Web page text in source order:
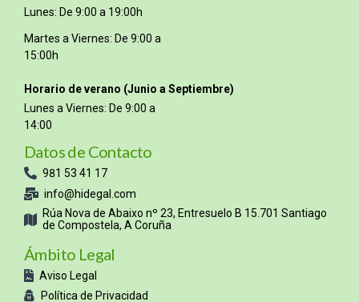
Lunes: De 9:00 a 19:00h
Martes a Viernes: De 9:00 a
15:00h
Horario de verano (Junio a Septiembre)
Lunes a Viernes: De 9:00 a
14:00
Datos de Contacto
981 53 41 17
info@hidegal.com
Rúa Nova de Abaixo nº 23, Entresuelo B 15.701 Santiago
de Compostela, A Coruña
Ámbito Legal
Aviso Legal
Política de Privacidad